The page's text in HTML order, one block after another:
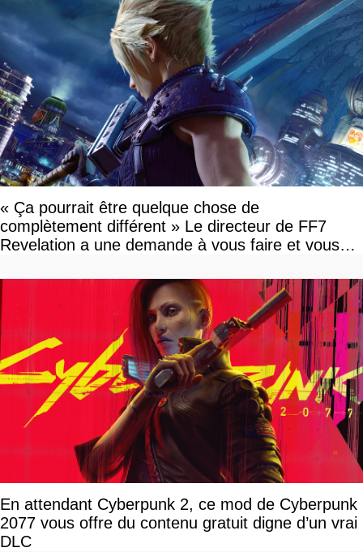
« Ça pourrait être quelque chose de
complètement différent » Le directeur de FF7
Revelation a une demande à vous faire et vous
En attendant Cyberpunk 2, ce mod de Cyberpunk
2077 vous offre du contenu gratuit digne d’un vrai
DLC